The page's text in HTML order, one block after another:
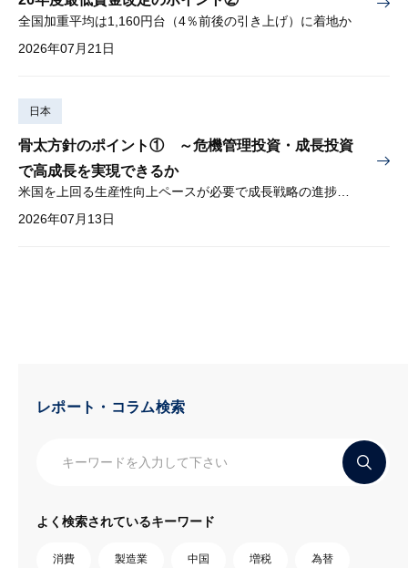
全国加重平均は1,160円台（4％前後の引き上げ）に着地か
2026年07月21日
日本
骨太方針のポイント① ～危機管理投資・成長投資
で高成長を実現できるか
米国を上回る生産性向上ペースが必要で成長戦略の進捗管理も課題
2026年07月13日
レポート・コラム検索
よく検索されているキーワード
消費 製造業 中国 増税 為替